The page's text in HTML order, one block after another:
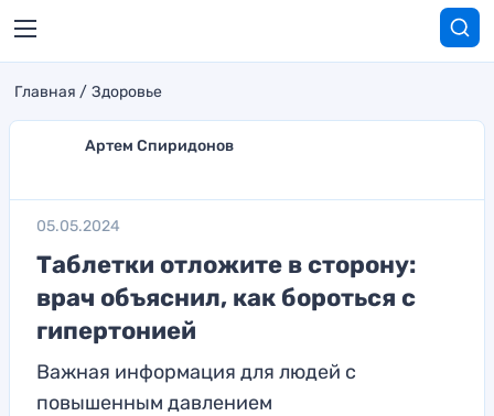
Главная Здоровье
Артем Спиридонов
05.05.2024
Таблетки отложите в сторону:
врач объяснил, как бороться с
гипертонией
Важная информация для людей с
повышенным давлением